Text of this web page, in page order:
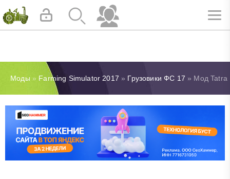
Моды » Farming Simulator 2017 » Грузовики ФС 17 » Мод Tatra